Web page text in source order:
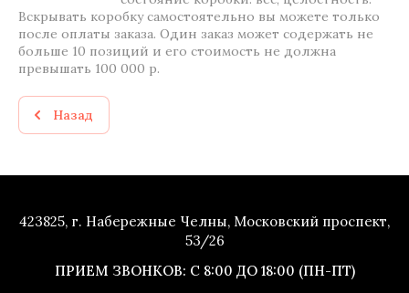
Вскрывать коробку самостоятельно вы можете только
после оплаты заказа. Один заказ может содержать не
больше 10 позиций и его стоимость не должна
превышать 100 000 р.
Назад
423825, г. Набережные Челны, Московский проспект,
53/26
ПРИЕМ ЗВОНКОВ: С 8:00 ДО 18:00 (ПН-ПТ)